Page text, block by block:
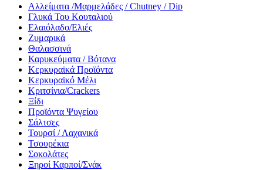
Αλλείματα /Μαρμελάδες / Chutney / Dip
Γλυκά Του Κουταλιού
Ελαιόλαδο/Ελιές
Ζυμαρικά
Θαλασσινά
Καρυκεύματα / Βότανα
Κερκυραϊκά Προϊόντα
Κερκυραϊκό Μέλι
Κριτσίνια/Crackers
Ξίδι
Προϊόντα Ψυγείου
Σάλτσες
Τουρσί / Λαχανικά
Τσουρέκια
Σοκολάτες
Ξηροί Καρποί/Σνάκ